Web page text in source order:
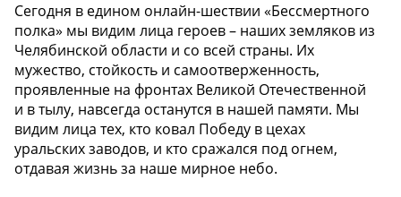
Сегодня в едином онлайн-шествии «Бессмертного
полка» мы видим лица героев – наших земляков из
Челябинской области и со всей страны. Их
мужество, стойкость и самоотверженность,
проявленные на фронтах Великой Отечественной
и в тылу, навсегда останутся в нашей памяти. Мы
видим лица тех, кто ковал Победу в цехах
уральских заводов, и кто сражался под огнем,
отдавая жизнь за наше мирное небо.